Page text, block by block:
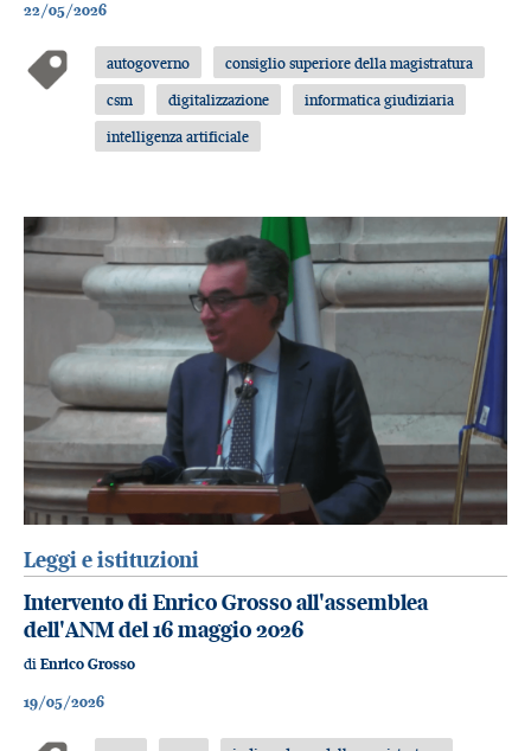
22/05/2026
autogoverno
consiglio superiore della magistratura
csm
digitalizzazione
informatica giudiziaria
intelligenza artificiale
Leggi e istituzioni
Intervento di Enrico Grosso all'assemblea
dell'ANM del 16 maggio 2026
di Enrico Grosso
19/05/2026